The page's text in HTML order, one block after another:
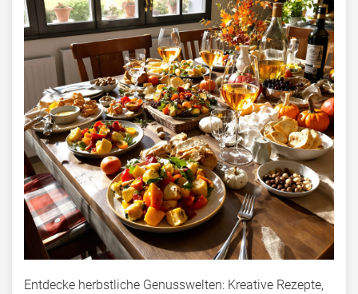
Entdecke herbstliche Genusswelten: Kreative Rezepte,